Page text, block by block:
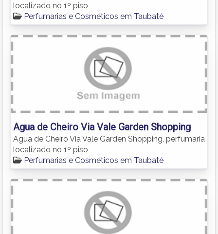
localizado no 1º piso
Perfumarias e Cosméticos em Taubaté
Agua de Cheiro Via Vale Garden Shopping
Agua de Cheiro Via Vale Garden Shopping, perfumaria
localizado no 1º piso
Perfumarias e Cosméticos em Taubaté